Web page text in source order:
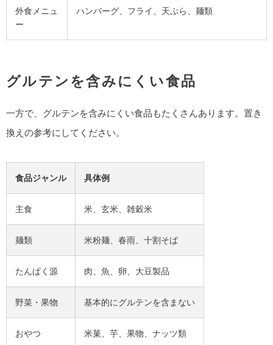
外食メニュ
ー
ハンバーグ、フライ、天ぷら、麺類
グルテンを含みにくい食品
一方で、グルテンを含みにくい食品もたくさんあります。置き
換えの参考にしてください。
食品ジャンル 具体例
主食 米、玄米、雑穀米
麺類 米粉麺、春雨、十割そば
たんぱく源 肉、魚、卵、大豆製品
野菜・果物 基本的にグルテンを含まない
おやつ 米菓、芋、果物、ナッツ類